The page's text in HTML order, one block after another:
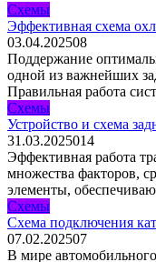
Схемы
Эффективная схема
03.04.202508
Поддержание
одной из важнейших
Правильная работа
Схемы
Устройство и схема
31.03.2025014
Эффективная работа
множества факторов,
элементы,
Схемы
Схема подключения
07.02.202507
В мире